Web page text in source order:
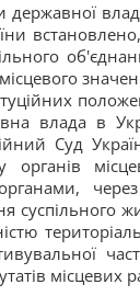
державної
влада в
Суд
через
суспільного
місцевих